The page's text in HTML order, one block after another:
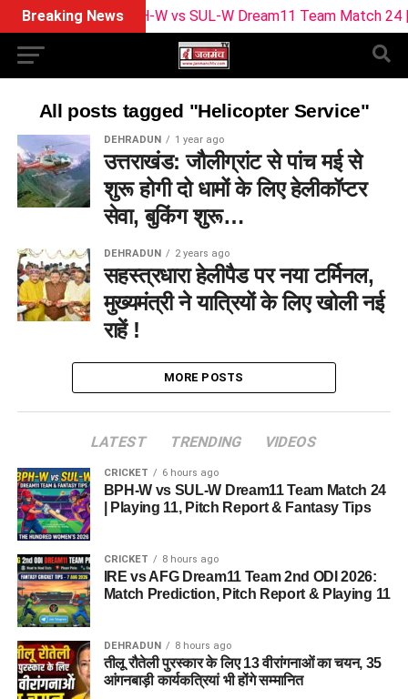
Breaking NewsBPH-W vs SUL-W Dream11 Team Match 24 |
All posts tagged "Helicopter Service"
DEHRADUN 1 year ago
उत्तराखंड: जौलीग्रांट से पांच मई से
शुरू होगी दो धामों के लिए हेलीकॉप्टर
सेवा, बुकिंग शुरू…
DEHRADUN 2 years ago
सहस्त्रधारा हेलीपैड पर नया टर्मिनल,
मुख्यमंत्री ने यात्रियों के लिए खोली नई
राहें !
MORE POSTS
LATEST TRENDING VIDEOS
CRICKET 6 hours ago
BPH-W vs SUL-W Dream11 Team Match 24
| Playing 11, Pitch Report & Fantasy Tips
CRICKET 8 hours ago
IRE vs AFG Dream11 Team 2nd ODI 2026:
Match Prediction, Pitch Report & Playing 11
DEHRADUN 8 hours ago
तीलू रौतेली पुरस्कार के लिए 13 वीरांगनाओं का चयन, 35
आंगनबाड़ी कार्यकत्रियां भी होंगे सम्मानित